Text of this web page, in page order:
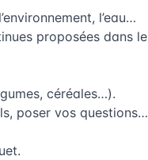
l’eau…
proposées dans le
céréales…).
poser vos questions…